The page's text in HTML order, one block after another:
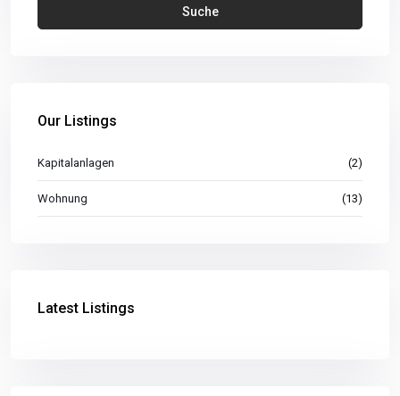
Suche
Our Listings
Kapitalanlagen (2)
Wohnung (13)
Latest Listings